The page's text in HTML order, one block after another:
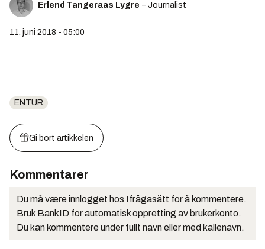
Erlend Tangeraas Lygre – Journalist
11. juni 2018 - 05:00
ENTUR
Gi bort artikkelen
Kommentarer
Du må være innlogget hos Ifrågasätt for å kommentere.
Bruk BankID for automatisk oppretting av brukerkonto.
Du kan kommentere under fullt navn eller med kallenavn.